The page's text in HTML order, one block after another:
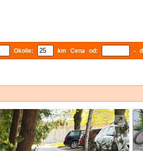
Okolie: km Cena od: -